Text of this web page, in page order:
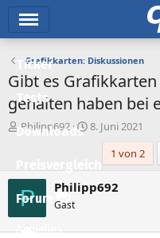
Ticker
Tests
Downloads
Forum
Aktuelles
Grafikkarten: Diskussionen
Gibt es
gehalten haben bei
E
t
e
l
e
Philipp692
E
t
e
l
8. Juni 2021
1 von 2
P Philipp692
Gast